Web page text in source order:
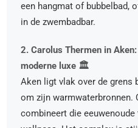
een hangmat of bubbelbad,
in de zwembadbar.
2. Carolus Thermen in
moderne luxe 🏛️
Aken ligt vlak over de grens
om zijn warmwaterbronnen.
combineert die